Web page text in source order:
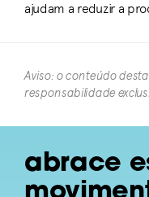
ajudam a reduzir a
Aviso: o conteúdo
responsabilidade
abrace este